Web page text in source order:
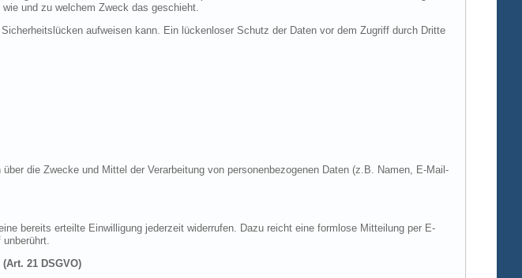
und zu welchem Zweck das geschieht.
aufweisen kann. Ein lückenloser Schutz der Daten vor dem Zugriff durch Dritte
die Zwecke und Mittel der Verarbeitung von personenbezogenen Daten (z.B. Namen, E-Mail-
bereits erteilte Einwilligung jederzeit widerrufen. Dazu reicht eine formlose Mitteilung per E-
21 DSGVO)